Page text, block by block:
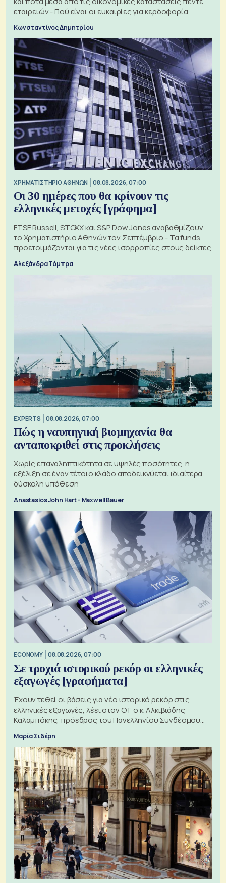
εταιρειών - Πού είναι οι ευκαιρίες για κερδοφορία
Κωνσταντίνος Δημητρίου
XΡΗΜΑΤΙΣΤΗΡΙΟ ΑΘΗΝΩΝ 08.08.2026, 07:00
Οι 30 ημέρες που θα κρίνουν τις
ελληνικές μετοχές [γράφημα]
FTSE Russell, STOXX και S&P Dow Jones αναβαθμίζουν
το Χρηματιστήριο Αθηνών τον Σεπτέμβριο - Τα funds
προετοιμάζονται για τις νέες ισορροπίες στους δείκτες
Αλεξάνδρα Τόμπρα
EXPERTS 08.08.2026, 07:00
Πώς η ναυπηγική βιομηχανία θα
ανταποκριθεί στις προκλήσεις
Χωρίς επαναληπτικότητα σε υψηλές ποσότητες, η
εξέλιξη σε έναν τέτοιο κλάδο αποδεικνύεται ιδιαίτερα
δύσκολη υπόθεση
Anastasios John Hart - Maxwell Bauer
ECONOMY 08.08.2026, 07:00
Σε τροχιά ιστορικού ρεκόρ οι ελληνικές
εξαγωγές [γραφήματα]
Έχουν τεθεί οι βάσεις για νέο ιστορικό ρεκόρ στις
ελληνικές εξαγωγές, λέει στον ΟΤ ο κ. Αλκιβιάδης
Καλαμπόκης, πρόεδρος του Πανελληνίου Συνδέσμου
Μαρία Σιδέρη